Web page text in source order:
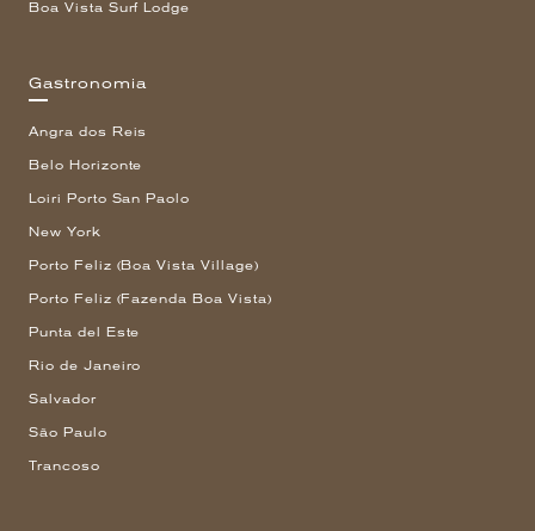
Boa Vista Surf Lodge
Gastronomia
Angra dos Reis
Belo Horizonte
Loiri Porto San Paolo
New York
Porto Feliz (Boa Vista Village)
Porto Feliz (Fazenda Boa Vista)
Punta del Este
Rio de Janeiro
Salvador
São Paulo
Trancoso